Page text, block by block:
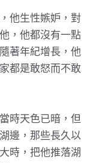
他生性嫉妒，對
，他都沒有一點
著年紀增長，他
都是敢怒而不敢
時天色已暗，但
邊，那些長久以
時，把他推落湖